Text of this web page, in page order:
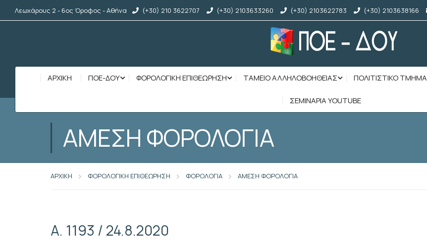
Λεωχάρους 2 - 6ος Όροφος - Αθήνα (+30) 210 3622707 (+30) 2103633260 (+30) 2103622783 (+30) 2103638166
ΑΡΧΙΚΉ ΠΟΕ-ΔΟΥ ΦΟΡΟΛΟΓΙΚΗ ΕΠΙΘΕΩΡΗΣΗ ΤΑΜΕΙΟ ΑΛΛΗΛΟΒΟΗΘΕΙΑΣ ΠΟΛΙΤΙΣΤΙΚΟ ΤΜΗΜΑ
ΣΕΜΙΝΑΡΙΑ YOUTUBE
ΑΜΕΣΗ ΦΟΡΟΛΟΓΙΑ
ΑΡΧΙΚΗ ΦΟΡΟΛΟΓΙΚΗ ΕΠΙΘΕΩΡΗΣΗ ΦΟΡΟΛΟΓΙΑ ΑΜΕΣΗ ΦΟΡΟΛΟΓΙΑ
Α. 1193 / 24.8.2020